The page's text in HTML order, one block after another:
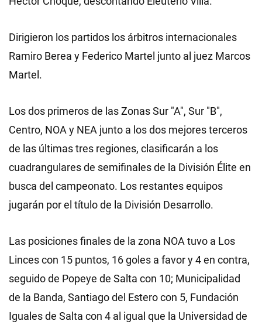
Dirigieron los partidos los árbitros internacionales
Ramiro Berea y Federico Martel junto al juez Marcos
Martel.
Los dos primeros de las Zonas Sur "A", Sur "B",
Centro, NOA y NEA junto a los dos mejores terceros
de las últimas tres regiones, clasificarán a los
cuadrangulares de semifinales de la División Élite en
busca del campeonato. Los restantes equipos
jugarán por el título de la División Desarrollo.
Las posiciones finales de la zona NOA tuvo a Los
Linces con 15 puntos, 16 goles a favor y 4 en contra,
seguido de Popeye de Salta con 10; Municipalidad
de la Banda, Santiago del Estero con 5, Fundación
Iguales de Salta con 4 al igual que la Universidad de